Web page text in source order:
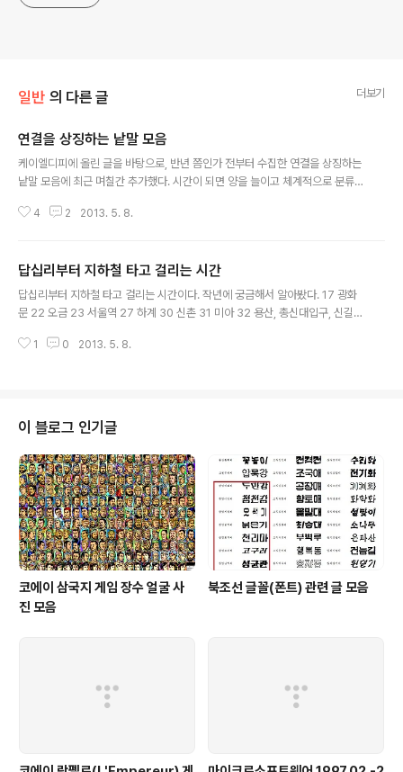
일반 의 다른 글 더보기
연결을 상징하는 낱말 모음
케이엘디피에 올린 글을 바탕으로, 반년 쯤인가 전부터 수집한 연결을 상징하는
낱말 모음에 최근 며칠간 추가했다. 시간이 되면 양을 늘이고 체계적으로 분류
창문, 접점, 접선, 채널, 소통, 공간, 광장, 스트림, 진로, 커넥션, 연결, 교두보, 다
찰, 갈등, 부딯침, 맺음 문 똑똑, 노크 초인종 딩동, 벨 유리창 전화 링 따르릉 옷
디자인 패션 인사 안녕 헬로 담배 본드 다리 길, 선 연결 교차로 cross road 링
크 사슬..
4 2 2013. 5. 8.
답십리부터 지하철 타고 걸리는 시간
답십리부터 지하철 타고 걸리는 시간이다. 작년에 궁금해서 알아봤다. 17 광화
문 22 오금 23 서울역 27 하계 30 신촌 31 미아 32 용산, 총신대입구, 신길 3
털단지 52 서현, 가산디지털단지 54 의정부 1시간1 오리, 범계 1시간4 부천 1
1 0 2013. 5. 8.
이 블로그 인기글
코에이 삼국지 게임 장수 얼굴 사
진 모음
북조선 글꼴(폰트) 관련 글 모음